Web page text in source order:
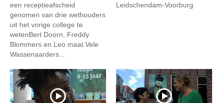
een receptieafscheid
genomen van drie wethouders
uit het vorige college te
wetenBert Doorn, Freddy
Blommers en Leo maat.Vele
Wassenaarders...
Leidschendam-Voorburg